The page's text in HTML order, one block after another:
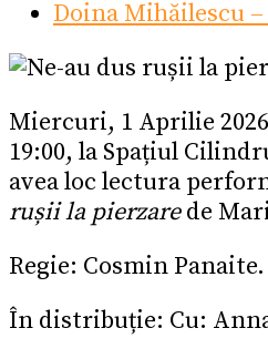
Doina Mihăilescu
Miercuri, 1 Aprilie
19:00, la Spațiul
avea loc lectura
rușii la pierzarede
Regie: Cosmin Panaite.
În distribuție: Cu: